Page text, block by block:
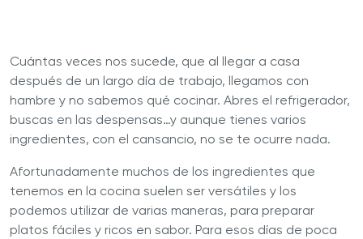
Cuántas veces nos sucede, que al llegar a casa
después de un largo día de trabajo, llegamos con
hambre y no sabemos qué cocinar. Abres el refrigerador,
buscas en las despensas…y aunque tienes varios
ingredientes, con el cansancio, no se te ocurre nada.
Afortunadamente muchos de los ingredientes que
tenemos en la cocina suelen ser versátiles y los
podemos utilizar de varias maneras, para preparar
platos fáciles y ricos en sabor. Para esos días de poca